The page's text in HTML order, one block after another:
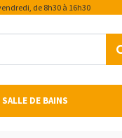
de 8h30 à 16h30
SALLE DE BAINS